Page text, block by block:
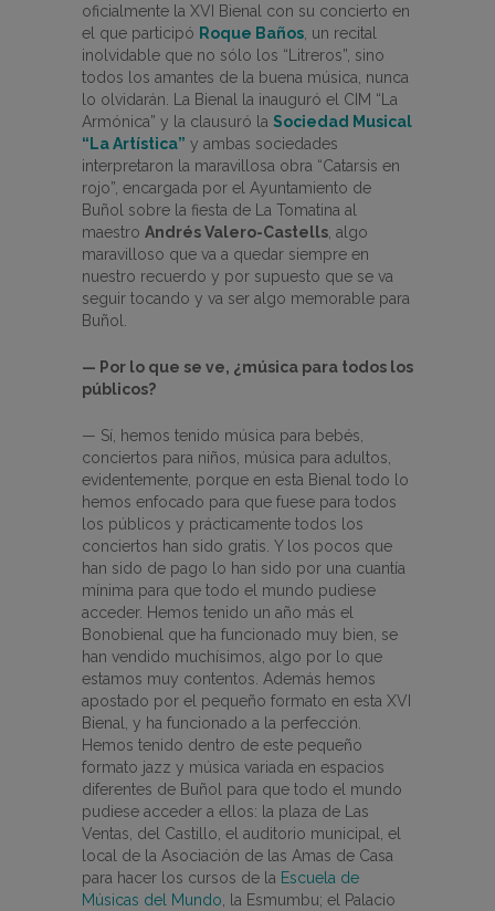
oficialmente la XVI Bienal con su concierto en
el que participó Roque Baños , un recital
inolvidable que no sólo los “Litreros”, sino
todos los amantes de la buena música, nunca
lo olvidarán. La Bienal la inauguró el CIM “La
Armónica” y la clausuró la Sociedad Musical
“La Artística” y ambas sociedades
interpretaron la maravillosa obra “Catarsis en
rojo”, encargada por el Ayuntamiento de
Buñol sobre la fiesta de La Tomatina al
maestro Andrés Valero-Castells , algo
maravilloso que va a quedar siempre en
nuestro recuerdo y por supuesto que se va
seguir tocando y va ser algo memorable para
Buñol.
— Por lo que se ve, ¿música para todos los
públicos?
— Sí, hemos tenido música para bebés,
conciertos para niños, música para adultos,
evidentemente, porque en esta Bienal todo lo
hemos enfocado para que fuese para todos
los públicos y prácticamente todos los
conciertos han sido gratis. Y los pocos que
han sido de pago lo han sido por una cuantía
mínima para que todo el mundo pudiese
acceder. Hemos tenido un año más el
Bonobienal que ha funcionado muy bien, se
han vendido muchísimos, algo por lo que
estamos muy contentos. Además hemos
apostado por el pequeño formato en esta XVI
Bienal, y ha funcionado a la perfección.
Hemos tenido dentro de este pequeño
formato jazz y música variada en espacios
diferentes de Buñol para que todo el mundo
pudiese acceder a ellos: la plaza de Las
Ventas, del Castillo, el auditorio municipal, el
local de la Asociación de las Amas de Casa
para hacer los cursos de la Escuela de
Músicas del Mundo , la Esmumbu; el Palacio